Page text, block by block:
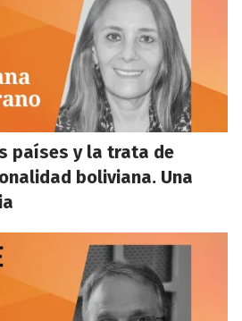
países y la trata de
boliviana. Una